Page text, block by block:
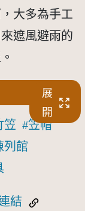
大多為手工
遮風避雨的
展
開
笠
笠帽
列館
結